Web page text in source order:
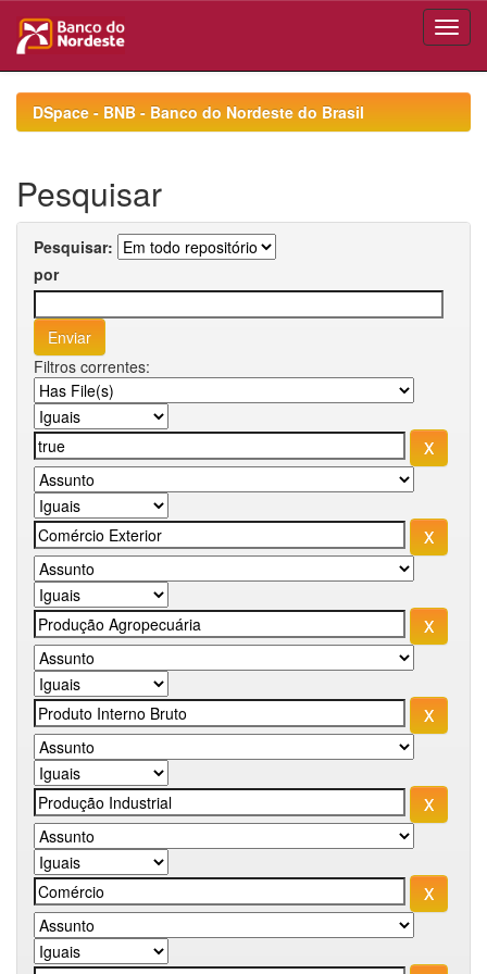
navigationDSpace - BNB - Banco do Nordeste do Brasil
Pesquisar
Pesquisar:
por
Filtros correntes: